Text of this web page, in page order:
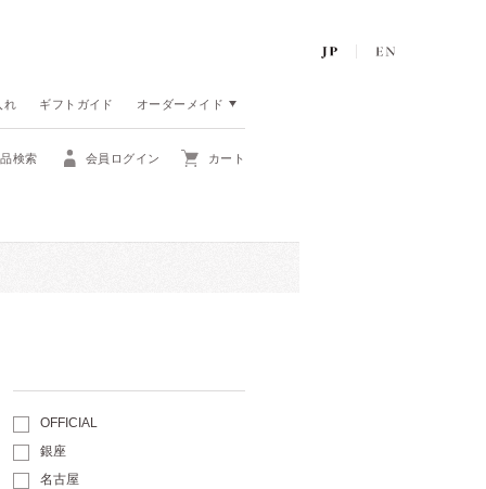
れ ギフトガイド オーダーメイド
検索 会員ログイン カート
OFFICIAL
銀座
名古屋